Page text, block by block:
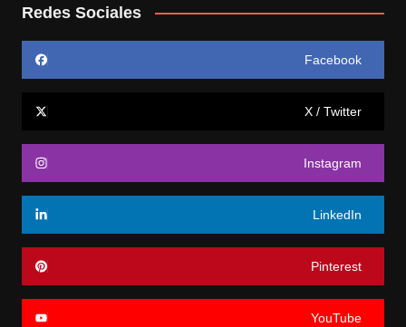
Redes Sociales
Facebook
X / Twitter
Instagram
LinkedIn
Pinterest
YouTube